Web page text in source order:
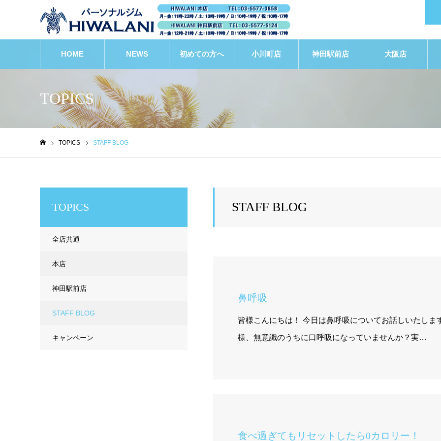
HOME NEWS 初めての方へ 小川町店 神田駅前店 大阪店
TOPICS
TOPICS STAFF BLOG
STAFF BLOG
鼻呼吸
皆様こんにちは！ 今日は鼻呼吸についてお話しいたしま
様、無意識のうちに口呼吸になっていませんか？実…
食べ過ぎてもリセットしたら0カロリー！
TOPICS
全店共通
本店
神田駅前店
STAFF BLOG
キャンペーン